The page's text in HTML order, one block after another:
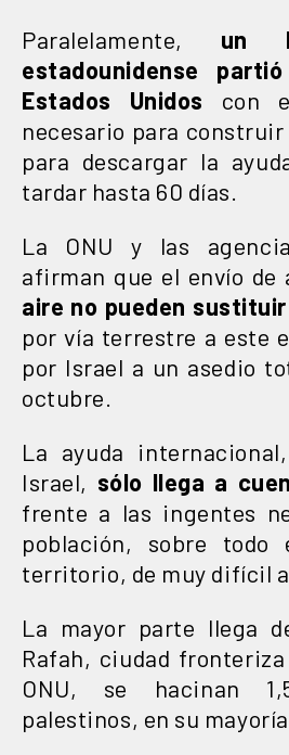
Paralelamente, un
estadounidense
Estados Unidos con
necesario para
para descargar la
tardar hasta 60 días.
La ONU y las
afirman que el envío de
aire no pueden
por vía terrestre a este
por Israel a un asedio
octubre.
La ayuda
Israel, sólo llega a
frente a las ingentes
población, sobre
territorio, de muy difícil
La mayor parte llega
Rafah, ciudad
ONU, se hacinan
palestinos, en su